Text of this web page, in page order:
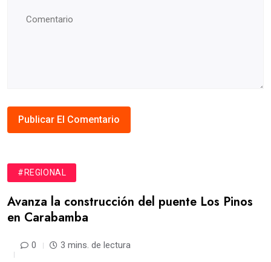
#REGIONAL
Avanza la construcción del puente Los Pinos
en Carabamba
0 3 mins. de lectura